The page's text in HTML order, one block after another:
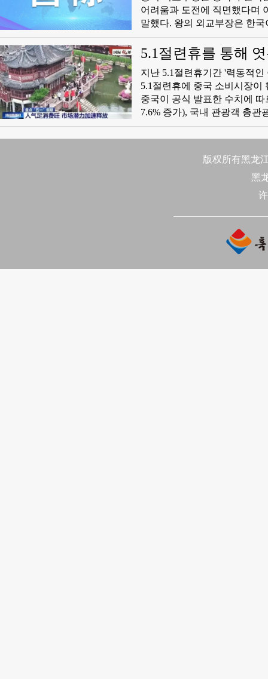
어려움과 도전에 직면했다며
말했다. 왕의 외교부장은 한국이 중국과 함께 량국 수교 초심을 견지하고 선린친선의 방향을 견지하며
호혜협력의 목표를 견지하고
적으로 발전하도록 함께 추동하길 바란다고 말했다. 조태
를 매우 중시하며 중국과 상
로운 국면을 함께 개척하길
5.1절련휴를 통해
지난 5.1절련휴기간 '력동적
5.1절련휴에 중국 소비시장
중국이 공식 발표한 수치에
7.6% 증가), 국내 관광객 총관
광이 두드러지고 인기 도시의
되였고 중국인 소비 수요의 업그레이드를 반영했다. 한편
版权所有黑龙
黑